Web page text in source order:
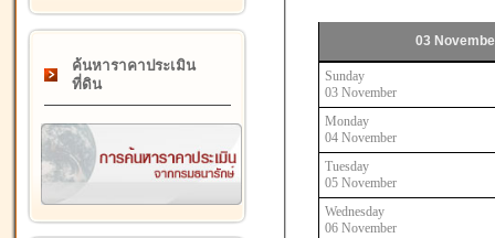
ค้นหาราคาประเมิน
ที่ดิน
03
Sunday
03 November
Monday
04 November
Tuesday
05 November
Wednesday
06 November